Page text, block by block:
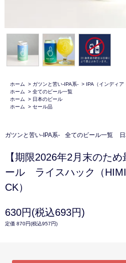
ホーム > ガツンと苦い-IPA系- >
IPA（インディア
ホーム
> 全てのビール一覧
ホーム
> 日本のビール
ホーム
> セール品
ガツンと苦い-IPA系- 全てのビール一覧
【期限2026年2月末のた
ール ライスハック（
CK）
630円(税込693円)
定価 870円(税込957円)